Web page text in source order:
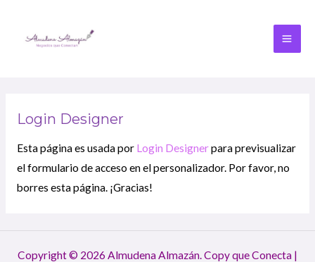
Login Designer
Esta página es usada por Login Designerpara previsualizar
el formulario de acceso en el personalizador. Por favor, no
borres esta página. ¡Gracias!
Copyright © 2026 Almudena Almazán. Copy que Conecta |